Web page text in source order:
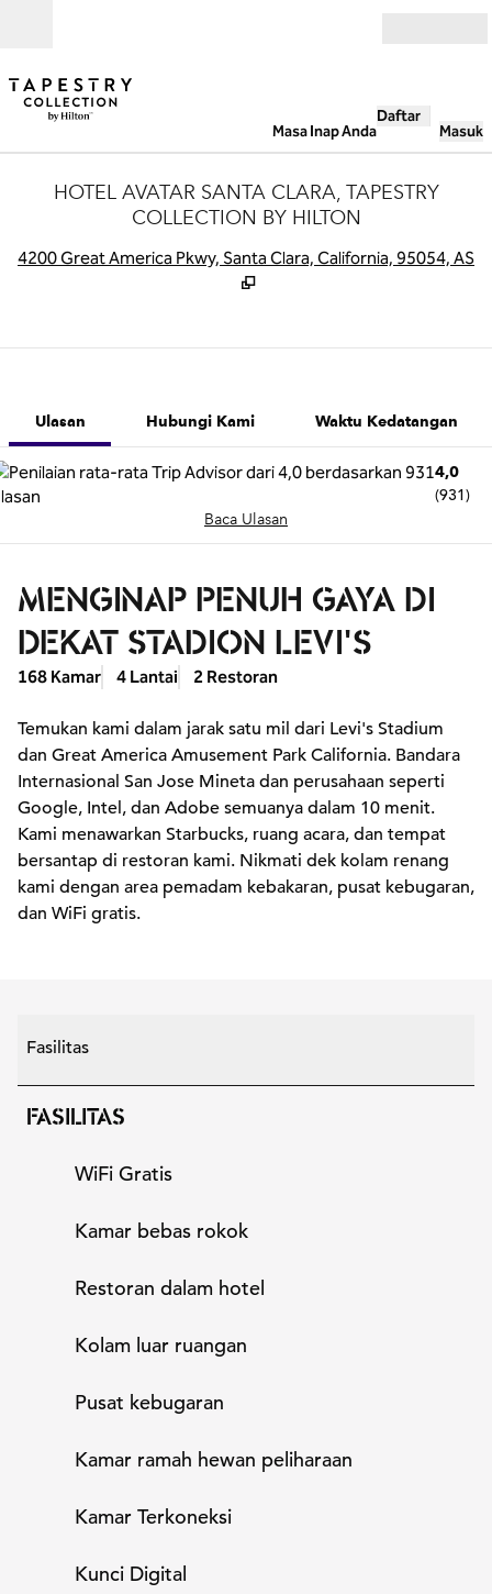
Masa Inap Anda
Daftar
Masuk
HOTEL AVATAR SANTA CLARA, TAPESTRY
COLLECTION BY HILTON
4200 Great America Pkwy, Santa Clara, California, 95054, AS,
Ulasan Hubungi Kami Waktu Kedatangan
4,0
(931)
Baca Ulasan
MENGINAP PENUH GAYA DI
DEKAT STADION LEVI'S
168 Kamar 4 Lantai 2 Restoran
Temukan kami dalam jarak satu mil dari Levi's Stadium
dan Great America Amusement Park California. Bandara
Internasional San Jose Mineta dan perusahaan seperti
Google, Intel, dan Adobe semuanya dalam 10 menit.
Kami menawarkan Starbucks, ruang acara, dan tempat
bersantap di restoran kami. Nikmati dek kolam renang
kami dengan area pemadam kebakaran, pusat kebugaran,
dan WiFi gratis.
Fasilitas
FASILITAS
WiFi Gratis
Kamar bebas rokok
Restoran dalam hotel
Kolam luar ruangan
Pusat kebugaran
Kamar ramah hewan peliharaan
Kamar Terkoneksi
Kunci Digital